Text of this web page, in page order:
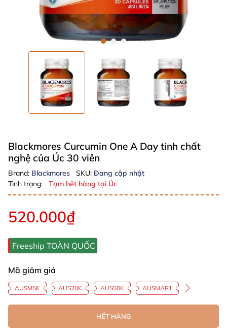
Blackmores Curcumin One A Day tinh chất
nghệ của Úc 30 viên
Brand: Blackmores SKU: Đang cập nhật
Tình trạng:
Tạm hết hàng tại Úc
520.000₫
Freeship TOÀN QUỐC
Mã giảm giá
AUSM5K AUS20K AUS50K AUSMART
HẾT HÀNG